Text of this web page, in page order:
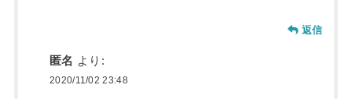
返信
匿名 より:
2020/11/02 23:48